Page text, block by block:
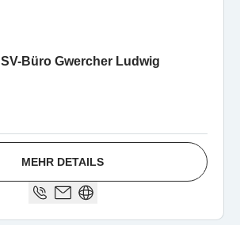
SV-Büro Gwercher Ludwig
MEHR DETAILS